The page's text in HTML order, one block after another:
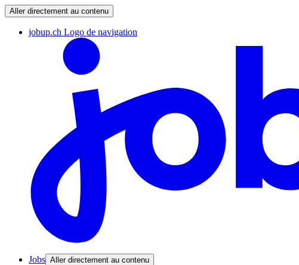
Aller directement au contenu
jobup.ch Logo de navigation
Jobs Aller directement au contenu